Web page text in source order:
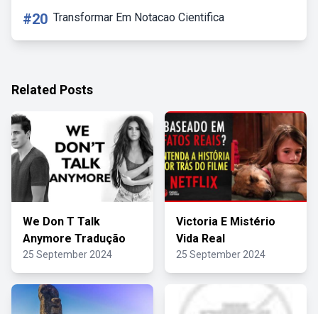
#20 Transformar Em Notacao Cientifica
Related Posts
We Don T Talk
Anymore Tradução
25 September 2024
Victoria E Mistério
Vida Real
25 September 2024